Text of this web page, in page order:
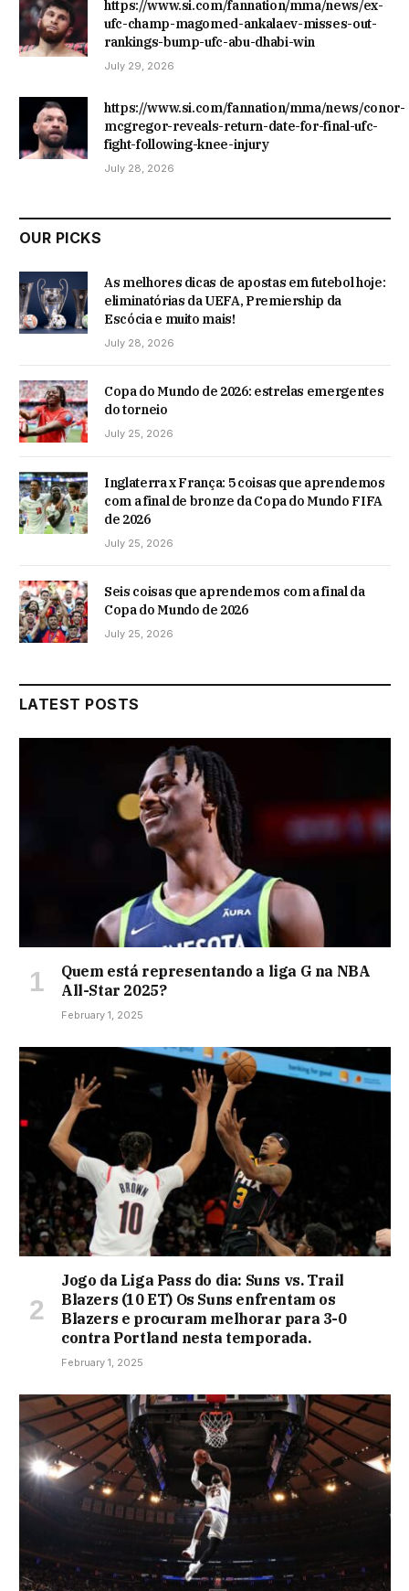
https://www.si.com/fannation/mma/news/ex-
ufc-champ-magomed-ankalaev-misses-out-
rankings-bump-ufc-abu-dhabi-win
July 29, 2026
https://www.si.com/fannation/mma/news/conor-
mcgregor-reveals-return-date-for-final-ufc-
fight-following-knee-injury
July 28, 2026
OUR PICKS
As melhores dicas de apostas em futebol hoje:
eliminatórias da UEFA, Premiership da
Escócia e muito mais!
July 28, 2026
Copa do Mundo de 2026: estrelas emergentes
do torneio
July 25, 2026
Inglaterra x França: 5 coisas que aprendemos
com a final de bronze da Copa do Mundo FIFA
de 2026
July 25, 2026
Seis coisas que aprendemos com a final da
Copa do Mundo de 2026
July 25, 2026
LATEST POSTS
Quem está representando a liga G na NBA
All-Star 2025?
February 1, 2025
Jogo da Liga Pass do dia: Suns vs. Trail
Blazers (10 ET) Os Suns enfrentam os
Blazers e procuram melhorar para 3-0
contra Portland nesta temporada.
February 1, 2025